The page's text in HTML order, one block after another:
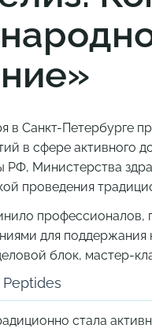
в Санкт-Петербурге
в сфере активного
РФ, Министерства
проведения
профессионалов,
для поддержания
блок, мастер-
стала